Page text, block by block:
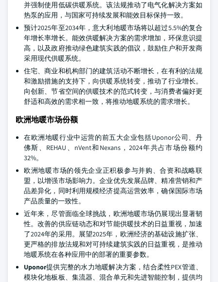
并强制使用低碳供暖系统。该法规推动了电气化解决方案如
热泵的应用，与国家可持续发展和能效目标保持一致。
预计2025年至2034年，意大利地暖市场将以超过5.5%的复合
年增长率增长。能效供暖解决方案的需求增加，环保意识提
高，以及政府推动绿色建筑实践的倡议，鼓励住户和开发商
采用现代供暖系统。
住宅、商业和机构部门的建筑活动不断增长，在有利的法规
和激励措施的支持下，向供暖系统转变，推动了行业增长。
向创新、节省空间的供暖技术的范式转变，与消费者偏好更
舒适和高效的需求相一致，将推动地暖系统的需求增长。
欧洲地暖市场份额
在欧洲地暖行业中运营的前五大企业包括Uponor公司、丹
佛斯、REHAU、nVent和Nexans，2024年共占市场份额约
32%。
欧洲地暖市场的领先企业正积极参与并购、合资和战略联
盟，以增强市场影响力。企业优先发展品牌、精准营销和产
品差异化，同时利用规模经济提高运营效率，确保国际市场
产品质量的一致性。
近年来，尽管面临全球挑战，欧洲地暖市场仍展现出显著韧
性。改善的供应链动态和对节能供暖技术的日益重视，加速
了2024年的采用。展望2025年，欧洲经济的基础设施扩张、
更严格的排放法规和对可持续建筑实践的日益重视，是推动
地暖系统在各种应用中的部署的重要参数。
Uponor提供完整的水力地暖解决方案，结合柔性PEX管道、
模块化地板板、集流器、混合单元和先进智能控制，提供均